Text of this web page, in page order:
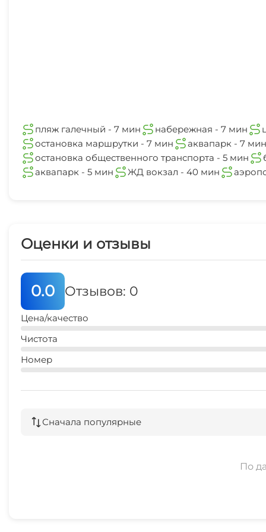
пляж галечный - 7 мин набережная - 7 мин
остановка маршрутки - 7 мин
аквапарк - 7 мин
остановка общественного транспорта - 5 мин
аквапарк - 5 мин
ЖД вокзал - 40 мин
Оценки и отзывы
0.0 Отзывов: 0
Цена/качество
Чистота
Номер
Сначала популярные
По